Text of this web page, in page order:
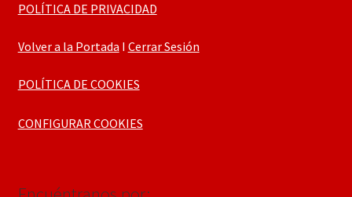
POLÍTICA DE PRIVACIDAD
Volver a la Portada I Cerrar Sesión
POLÍTICA DE COOKIES
CONFIGURAR COOKIES